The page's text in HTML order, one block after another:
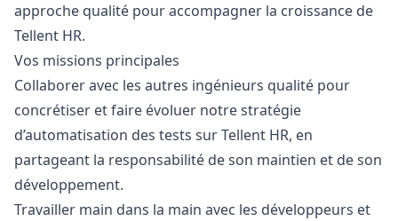
approche qualité pour accompagner la croissance de
Tellent HR.
Vos missions principales
Collaborer avec les autres ingénieurs qualité pour
concrétiser et faire évoluer notre stratégie
d’automatisation des tests sur Tellent HR, en
partageant la responsabilité de son maintien et de son
développement.
Travailler main dans la main avec les développeurs et